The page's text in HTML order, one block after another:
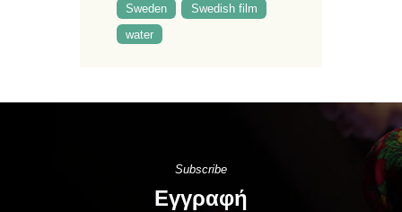
Sweden
Swedish film
water
Subscribe
Εγγραφή